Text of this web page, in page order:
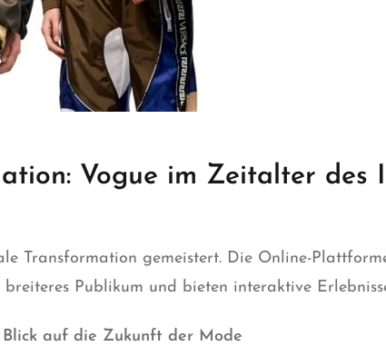
Vogue im Zeitalter des
Transformation gemeistert. Die Online-
Publikum und bieten interaktive
auf die Zukunft der Mode